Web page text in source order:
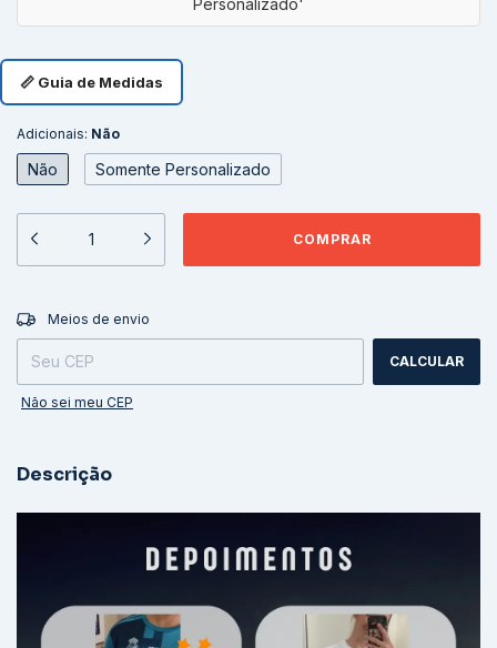
📏 Guia de Medidas
Adicionais: Não
Não Somente Personalizado
Entregas para o CEP:
Meios de envio
CALCULAR
Não sei meu CEP
Descrição